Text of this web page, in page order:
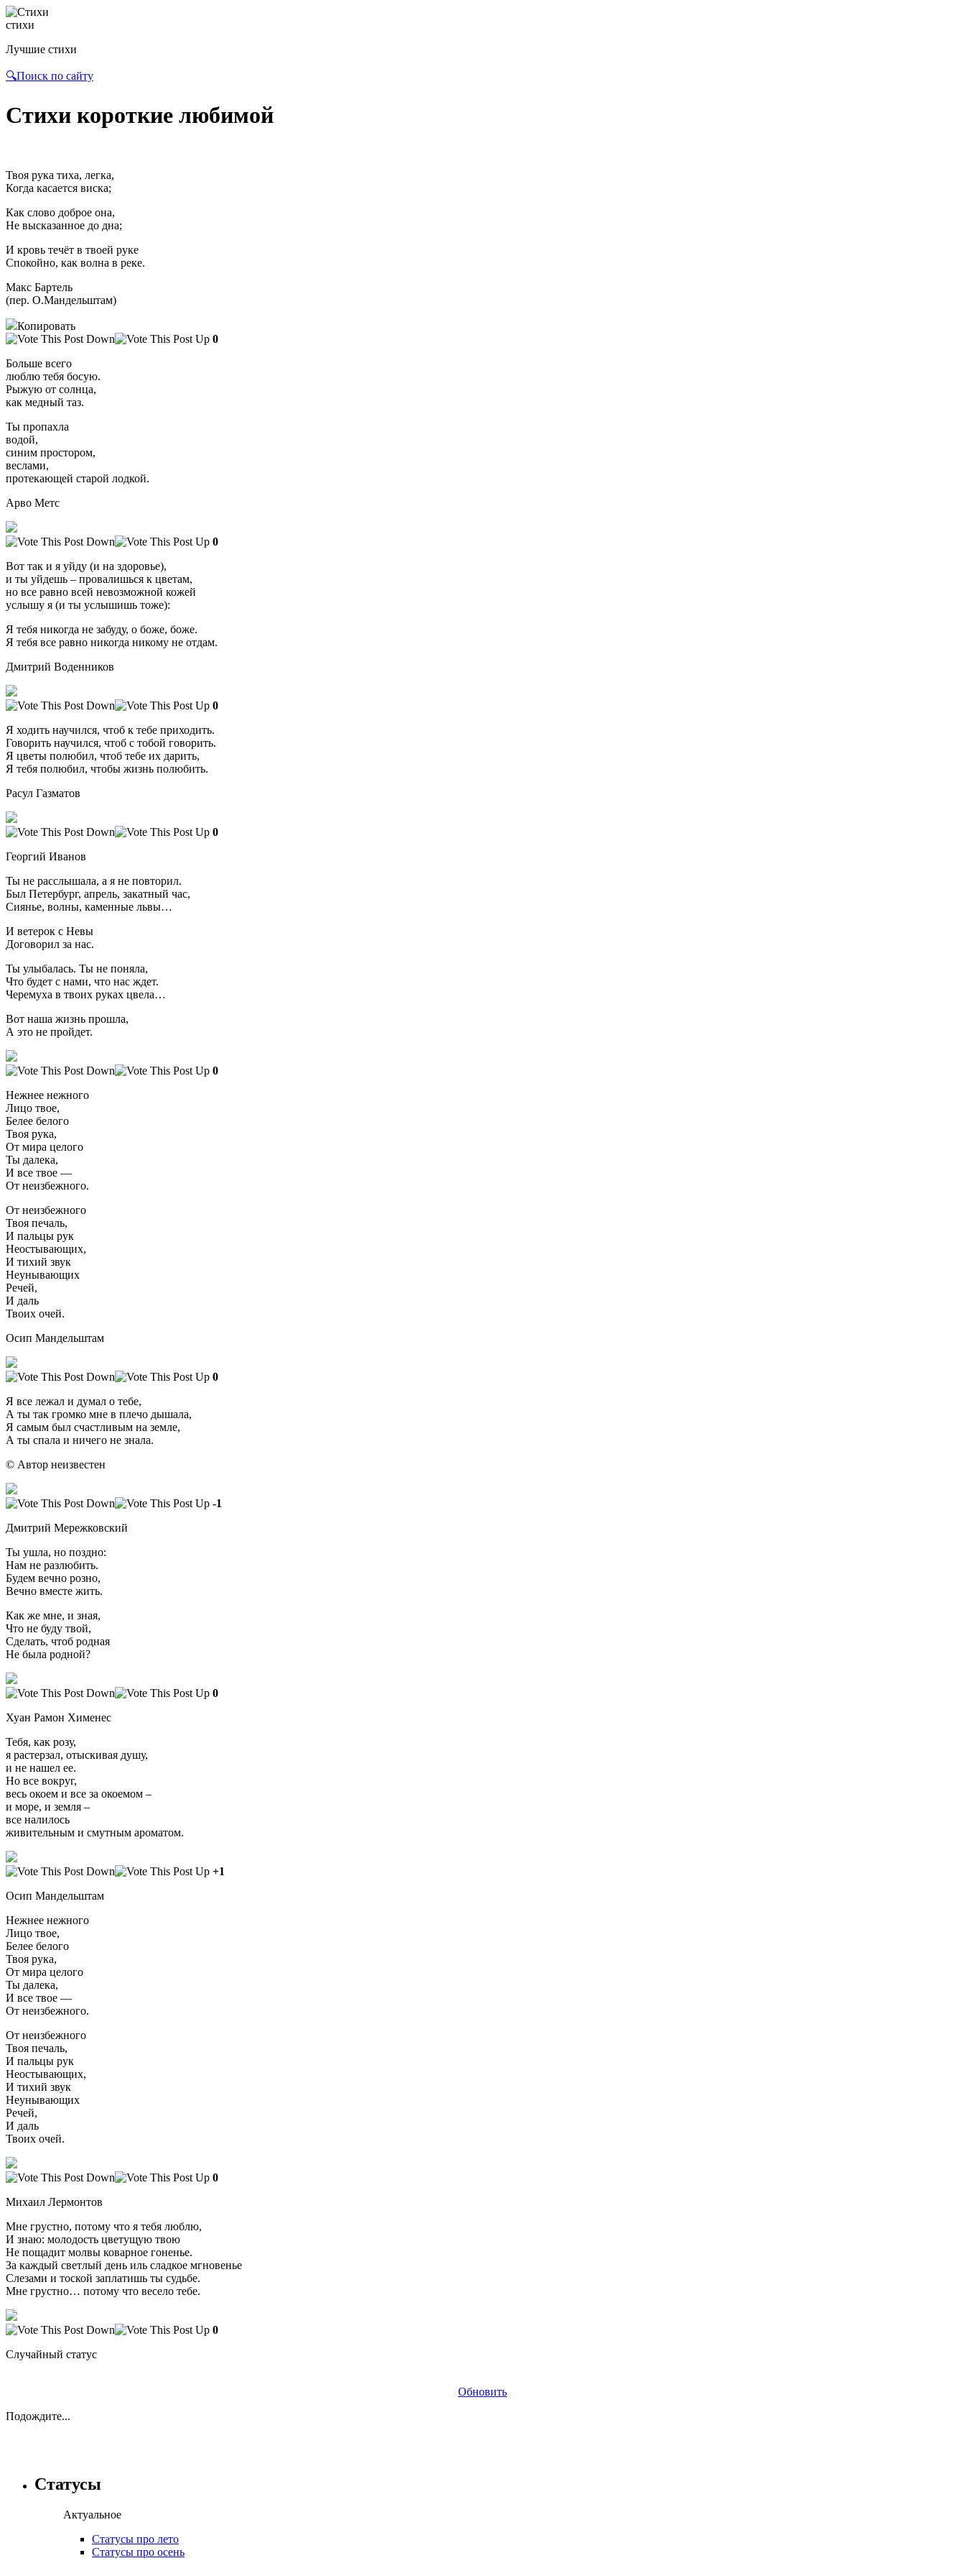
стихи
Лучшие стихи
🔍Поиск по сайту
Стихи короткие любимой
Твоя рука тиха, легка,
Когда касается виска;
Как слово доброе она,
Не высказанное до дна;
И кровь течёт в твоей руке
Спокойно, как волна в реке.
Макс Бартель
(пер. О.Мандельштам)
Копировать
0
Больше всего
люблю тебя босую.
Рыжую от солнца,
как медный таз.
Ты пропахла
водой,
синим простором,
веслами,
протекающей старой лодкой.
Арво Метс
0
Вот так и я уйду (и на здоровье),
и ты уйдешь – провалишься к цветам,
но все равно всей невозможной кожей
услышу я (и ты услышишь тоже):
Я тебя никогда не забуду, о боже, боже.
Я тебя все равно никогда никому не отдам.
Дмитрий Воденников
0
Я ходить научился, чтоб к тебе приходить.
Говорить научился, чтоб с тобой говорить.
Я цветы полюбил, чтоб тебе их дарить,
Я тебя полюбил, чтобы жизнь полюбить.
Расул Газматов
0
Георгий Иванов
Ты не расслышала, а я не повторил.
Был Петербург, апрель, закатный час,
Сиянье, волны, каменные львы…
И ветерок с Невы
Договорил за нас.
Ты улыбалась. Ты не поняла,
Что будет с нами, что нас ждет.
Черемуха в твоих руках цвела…
Вот наша жизнь прошла,
А это не пройдет.
0
Нежнее нежного
Лицо твое,
Белее белого
Твоя рука,
От мира целого
Ты далека,
И все твое —
От неизбежного.
От неизбежного
Твоя печаль,
И пальцы рук
Неостывающих,
И тихий звук
Неунывающих
Речей,
И даль
Твоих очей.
Осип Мандельштам
0
Я все лежал и думал о тебе,
А ты так громко мне в плечо дышала,
Я самым был счастливым на земле,
А ты спала и ничего не знала.
© Автор неизвестен
-1
Дмитрий Мережковский
Ты ушла, но поздно:
Нам не разлюбить.
Будем вечно розно,
Вечно вместе жить.
Как же мне, и зная,
Что не буду твой,
Сделать, чтоб родная
Не была родной?
0
Хуан Рамон Хименес
Тебя, как розу,
я растерзал, отыскивая душу,
и не нашел ее.
Но все вокруг,
весь окоем и все за окоемом –
и море, и земля –
все налилось
живительным и смутным ароматом.
+1
Осип Мандельштам
Нежнее нежного
Лицо твое,
Белее белого
Твоя рука,
От мира целого
Ты далека,
И все твое —
От неизбежного.
От неизбежного
Твоя печаль,
И пальцы рук
Неостывающих,
И тихий звук
Неунывающих
Речей,
И даль
Твоих очей.
0
Михаил Лермонтов
Мне грустно, потому что я тебя люблю,
И знаю: молодость цветущую твою
Не пощадит молвы коварное гоненье.
За каждый светлый день иль сладкое мгновенье
Слезами и тоской заплатишь ты судьбе.
Мне грустно… потому что весело тебе.
0
Случайный статус
Обновить
Подождите...
Статусы
Актуальное
Статусы про лето
Статусы про осень